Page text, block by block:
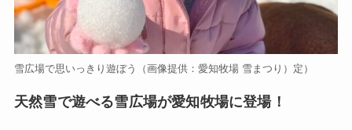
雪広場で思いっきり遊ぼう（画像提供：愛知牧場 雪まつり）定）
天然雪で遊べる雪広場が愛知牧場に登場！